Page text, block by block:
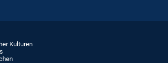
Kulturen